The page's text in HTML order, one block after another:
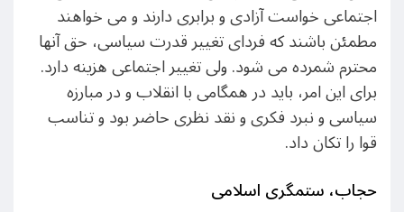
اجتماعی خواست آزادی و برابری دارند و می خواهند
مطمئن باشند که فردای تغییر قدرت سیاسی، حق آنها
محترم شمرده می شود. ولی تغییر اجتماعی هزینه دارد.
برای این امر، باید در همگامی با انقلاب و در مبارزه
سیاسی و نبرد فکری و نقد نظری حاضر بود و تناسب
قوا را تکان داد.
حجاب، ستمگری اسلامی